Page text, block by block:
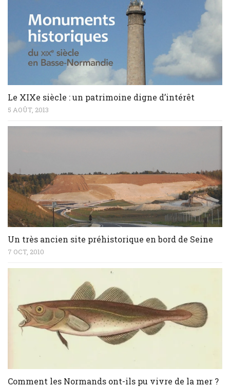
Le XIXe siècle : un patrimoine digne d’intérêt
5 AOÛT, 2013
Un très ancien site préhistorique en bord de Seine
7 OCT, 2010
Comment les Normands ont-ils pu vivre de la mer ?